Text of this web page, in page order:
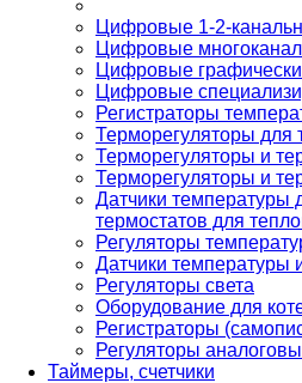
Цифровые 1-2-
Цифровые
Цифровые
Цифровые
Регистраторы
Терморегуляторы для
Терморегуляторы и
Терморегуляторы и
Датчики температуры
термостатов для
Регуляторы
Датчики температуры
Регуляторы света
Оборудование для
Регистраторы
Регуляторы
Таймеры, счетчики